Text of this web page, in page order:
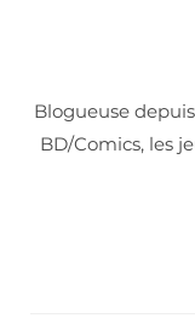
Blogueuse
BD/Comics, les